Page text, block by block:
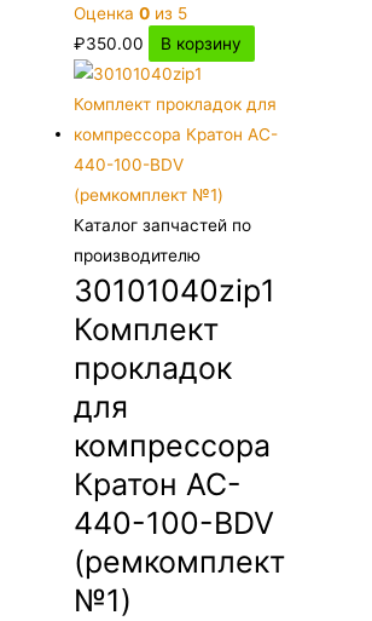
Оценка0 из 5
₽350.00 В корзину
Каталог запчастей по
производителю
30101040zip1
Комплект
прокладок
для
компрессора
Кратон AC-
440-100-BDV
(ремкомплект
№1)